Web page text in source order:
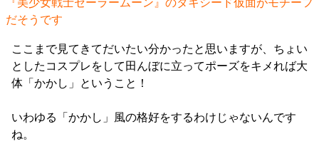
『美少女戦士セーラームーン』のタキシード仮面がモチーフ
だそうです
ここまで見てきてだいたい分かったと思いますが、ちょい
としたコスプレをして田んぼに立ってポーズをキメれば大
体「かかし」ということ！
いわゆる「かかし」風の格好をするわけじゃないんです
ね。